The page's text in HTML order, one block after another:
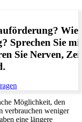
Wie
Sprechen Sie
Sie Nerven,
Möglichkeit, den
verbrauchen weniger
eine längere